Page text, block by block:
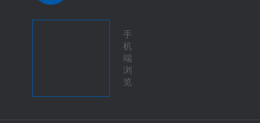
手
机
端
浏
览